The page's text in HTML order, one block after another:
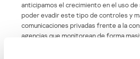
anticipamos el crecimiento en el uso
poder evadir este tipo de controles y
comunicaciones privadas frente a la
agencias que monitorean de forma
Importación de los ataques ya